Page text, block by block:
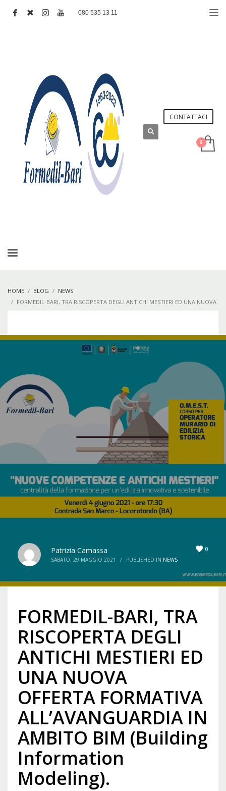
080 535 13 11
CONTATTACI
HOME BLOG
NEWS
FORMEDIL-BARI, TRA RISCOPERTA DEGLI ANTICHI MESTIERI ED UNA NUOVA
0
Patrizia Camassa
SABATO, 29 MAGGIO 2021 / PUBLISHED IN NEWS
FORMEDIL-BARI, TRA
RISCOPERTA DEGLI
ANTICHI MESTIERI ED
UNA NUOVA
OFFERTA FORMATIVA
ALL’AVANGUARDIA IN
AMBITO BIM (Building
Information
Modeling).